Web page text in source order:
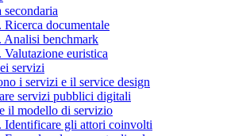
Ricerca documentale
Analisi benchmark
Valutazione euristica
servizi
i servizi e il service design
servizi pubblici digitali
il modello di servizio
Identificare gli attori coinvolti